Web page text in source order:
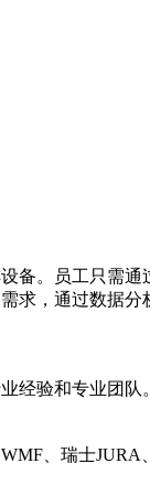
。员工只需
求，通过数据
经验和专业团队。
、瑞士